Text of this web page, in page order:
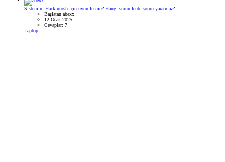
Sistemim Hackintosh için uyumlu mu? Hangi sürümlerde sorun yaratmaz?
Başlatan abexx
12 Ocak 2025
Cevaplar: 7
Laptop